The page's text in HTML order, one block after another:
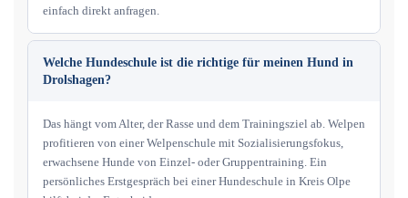
einfach direkt anfragen.
Welche Hundeschule ist die richtige für meinen Hund in
Drolshagen?
Das hängt vom Alter, der Rasse und dem Trainingsziel ab. Welpen
profitieren von einer Welpenschule mit Sozialisierungsfokus,
erwachsene Hunde von Einzel- oder Gruppentraining. Ein
persönliches Erstgespräch bei einer Hundeschule in Kreis Olpe